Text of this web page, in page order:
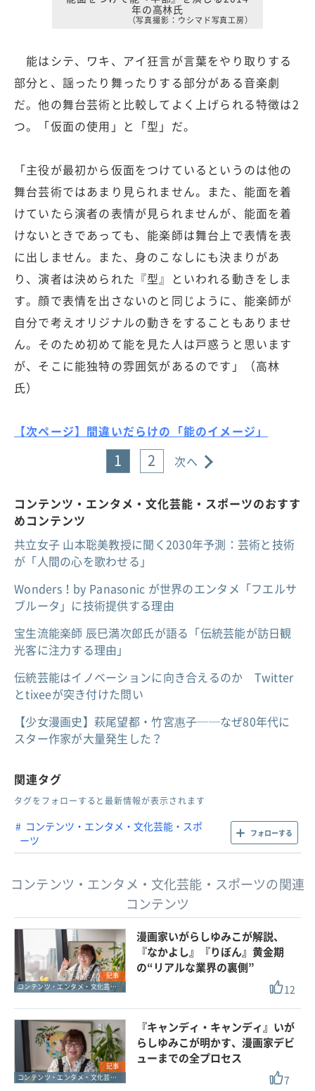
年の高林氏
（写真撮影：ウシマド写真工房）
能はシテ、ワキ、アイ狂言が言葉をやり取りする
部分と、謡ったり舞ったりする部分がある音楽劇
だ。他の舞台芸術と比較してよく上げられる特徴は2
つ。「仮面の使用」と「型」だ。
「主役が最初から仮面をつけているというのは他の
舞台芸術ではあまり見られません。また、能面を着
けていたら演者の表情が見られませんが、能面を着
けないときであっても、能楽師は舞台上で表情を表
に出しません。また、身のこなしにも決まりがあ
り、演者は決められた『型』といわれる動きをしま
す。顔で表情を出さないのと同じように、能楽師が
自分で考えオリジナルの動きをすることもありませ
ん。そのため初めて能を見た人は戸惑うと思います
が、そこに能独特の雰囲気があるのです」（高林
氏）
【次ページ】間違いだらけの「能のイメージ」
1 2 次へ
コンテンツ・エンタメ・文化芸能・スポーツのおすす
めコンテンツ
共立女子 山本聡美教授に聞く2030年予測：芸術と技術
が「人間の心を歌わせる」
Wonders！by Panasonic が世界のエンタメ「フエルサ
ブルータ」に技術提供する理由
宝生流能楽師 辰巳満次郎氏が語る「伝統芸能が訪日観
光客に注力する理由」
伝統芸能はイノベーションに向き合えるのか Twitter
とtixeeが突き付けた問い
【少女漫画史】萩尾望都・竹宮惠子──なぜ80年代に
スター作家が大量発生した？
関連タグ
タグをフォローすると最新情報が表示されます
コンテンツ・エンタメ・文化芸能・スポ
ーツ
フォローする
コンテンツ・エンタメ・文化芸能・スポーツの関連
コンテンツ
記事
コンテンツ・エンタメ・文化芸能・スポーツ
漫画家いがらしゆみこが解説、
『なかよし』『りぼん』黄金期
の“リアルな業界の裏側”
12
記事
コンテンツ・エンタメ・文化芸能・スポーツ
『キャンディ・キャンディ』いが
らしゆみこが明かす、漫画家デビ
ューまでの全プロセス
7